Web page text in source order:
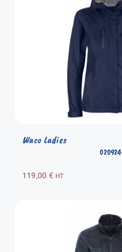
020924
Waco Ladies
119,00 € HT